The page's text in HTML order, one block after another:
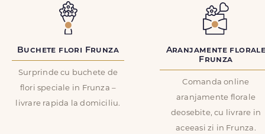
Buchete flori Frunza
Surprinde cu buchete de
flori speciale in Frunza –
livrare rapida la domiciliu.
Aranjamente
Frunza
Comanda online
aranjamente florale
deosebite, cu livrare in
aceeasi zi in Frunza.